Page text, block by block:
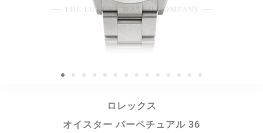
ロレックス
オイスター パーペチュアル 36